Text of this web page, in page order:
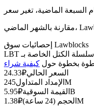
الثمينة والسلع
إحصائيات سوق Lawblocks
بخطوة حول
السعر الحالي₽
24.33
الإمداد المتداول 245M
القيمة السوقية₽
5.95B
الحجم (24 ساعة)
₽ 1.38M